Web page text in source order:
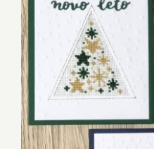
KONTAKT
ROČNO